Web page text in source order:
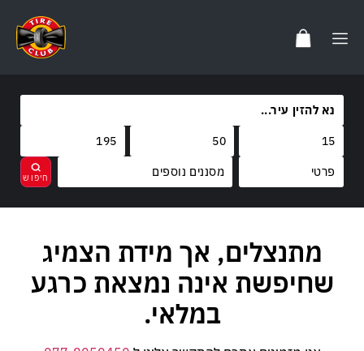
מסננים נוספים
FALKEN
FARROAD
קוד משקל
82
קוד מהירות
נקה בחר
מתנצלים, אך מידת הצמיג
שחיפשת אינה נמצאת כרגע
במלאי.